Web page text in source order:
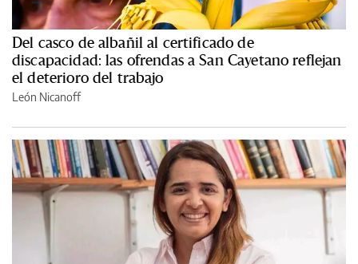
Del casco de albañil al certificado de
discapacidad: las ofrendas a San Cayetano reflejan
el deterioro del trabajo
León Nicanoff